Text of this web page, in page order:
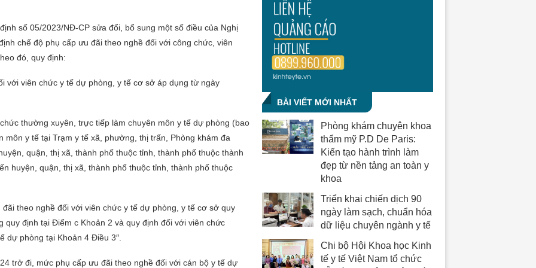
số 05/2023/NĐ-CP sửa đổi, bổ sung một số điều của Nghị
chế độ phụ cấp ưu đãi theo nghề đối với công chức, viên
đó, quy định:
với viên chức y tế dự phòng, y tế cơ sở áp dụng từ ngày
thường xuyên, trực tiếp làm chuyên môn y tế dự phòng (bao
môn y tế tại Trạm y tế xã, phường, thị trấn, Phòng khám đa
quận, thị xã, thành phố thuộc tỉnh, thành phố thuộc thành
huyện, quận, thị xã, thành phố thuộc tỉnh, thành phố thuộc
theo nghề đối với viên chức y tế dự phòng, y tế cơ sở quy
quy định tại Điểm c Khoản 2 và quy định đối với viên chức
dự phòng tại Khoản 4 Điều 3″.
trở đi, mức phụ cấp ưu đãi theo nghề đối với cán bộ y tế dự
BÀI VIẾT MỚI NHẤT
Phòng khám chuyên khoa
thẩm mỹ P.D De Paris:
Kiến tạo hành trình làm
đẹp từ nền tảng an toàn y
khoa
Triển khai chiến dịch 90
ngày làm sạch, chuẩn hóa
dữ liệu chuyên ngành y tế
Chi bộ Hội Khoa học Kinh
tế y tế Việt Nam tổ chức